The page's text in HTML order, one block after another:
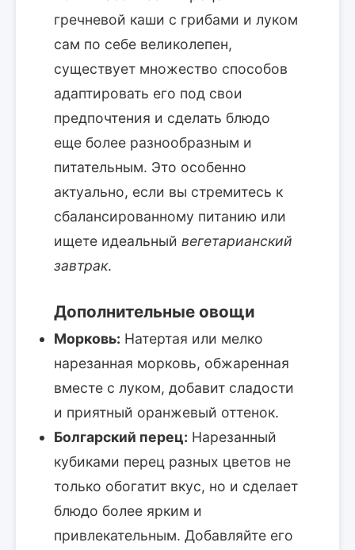
гречневой каши с грибами и луком
сам по себе великолепен,
существует множество способов
адаптировать его под свои
предпочтения и сделать блюдо
еще более разнообразным и
питательным. Это особенно
актуально, если вы стремитесь к
сбалансированному питанию или
ищете идеальный вегетарианский
завтрак.
Дополнительные овощи
Морковь: Натертая или мелко
нарезанная морковь, обжаренная
вместе с луком, добавит сладости
и приятный оранжевый оттенок.
Болгарский перец: Нарезанный
кубиками перец разных цветов не
только обогатит вкус, но и сделает
блюдо более ярким и
привлекательным. Добавляйте его